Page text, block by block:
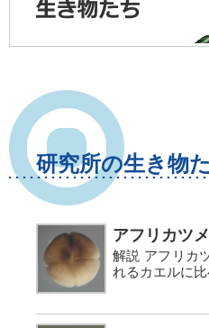
研究所の生き物
アフリカツ
解説 アフリカ
れるカエルに